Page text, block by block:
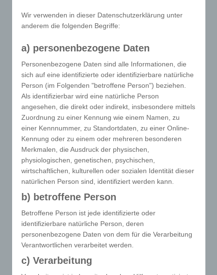
 24h Stunden
Notdienst
für lebenserhaltende
Hilfsmittel
T Begutachtung des
Patienten
vor Krankenhausentlassung
Wir verwenden in dieser Datenschutzerklärung unter
anderem die folgenden Begriffe:
a) personenbezogene Daten
Personenbezogene Daten sind alle Informationen, die
sich auf eine identifizierte oder identifizierbare natürliche
Person (im Folgenden "betroffene Person") beziehen.
Als identifizierbar wird eine natürliche Person
angesehen, die direkt oder indirekt, insbesondere mittels
Zuordnung zu einer Kennung wie einem Namen, zu
einer Kennnummer, zu Standortdaten, zu einer Online-
Kennung oder zu einem oder mehreren besonderen
Merkmalen, die Ausdruck der physischen,
physiologischen, genetischen, psychischen,
wirtschaftlichen, kulturellen oder sozialen Identität dieser
natürlichen Person sind, identifiziert werden kann.
b) betroffene Person
Betroffene Person ist jede identifizierte oder
identifizierbare natürliche Person, deren
personenbezogene Daten von dem für die Verarbeitung
Verantwortlichen verarbeitet werden.
c) Verarbeitung